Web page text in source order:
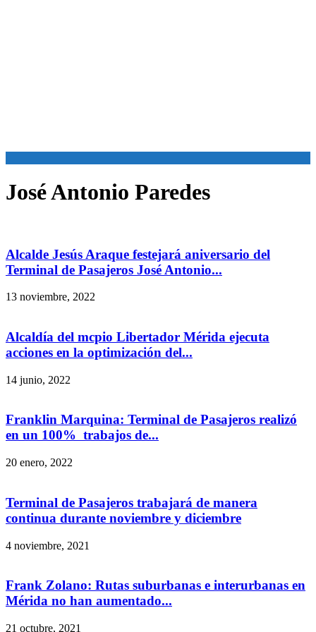
José Antonio Paredes
Alcalde Jesús Araque festejará aniversario del
Terminal de Pasajeros José Antonio...
13 noviembre, 2022
Alcaldía del mcpio Libertador Mérida ejecuta
acciones en la optimización del...
14 junio, 2022
Franklin Marquina: Terminal de Pasajeros realizó
en un 100% trabajos de...
20 enero, 2022
Terminal de Pasajeros trabajará de manera
continua durante noviembre y diciembre
4 noviembre, 2021
Frank Zolano: Rutas suburbanas e interurbanas en
Mérida no han aumentado...
21 octubre, 2021